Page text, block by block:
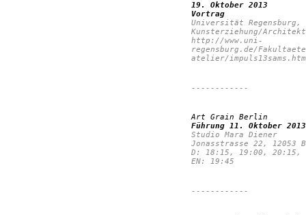
19. Oktober 2013
Vortrag
Universität Regensburg,
Kunsterziehung/
http://www.uni-
regensburg.de/
atelier/
------------
Art Grain Berlin
Führung 11. Oktober 2013
Studio Mara Diener
Jonasstrasse 22, 12053
D: 18:15, 19:00, 20:15,
EN: 19:45
------------